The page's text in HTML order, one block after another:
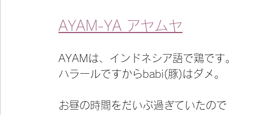
AYAM-YA アヤムヤ
AYAMは、インドネシア語で鶏です。
ハラールですからbabi(豚)はダメ。
お昼の時間をだいぶ過ぎていたので